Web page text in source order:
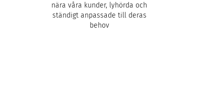
nära våra kunder, lyhörda och
ständigt anpassade till deras
behov